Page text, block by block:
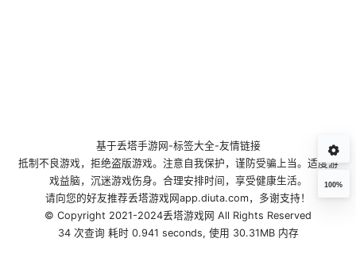
100%
基于丢塔手游网 -标签大全-友情链接
抵制不良游戏，拒绝盗版游戏。注意自我保护，谨防受骗上当。适度游
戏益脑，沉迷游戏伤身。合理安排时间，享受健康生活。
请向您的好友推荐丢塔游戏网app.diuta.com，多谢支持！
© Copyright 2021-2024丢塔游戏网 All Rights Reserved
34 次查询 耗时 0.941 seconds, 使用 30.31MB 内存